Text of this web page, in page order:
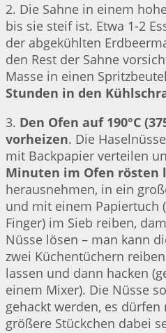
2. Die Sahne in einem
bis sie steif ist. Etwa 1-2
der abgekühlten
den Rest der Sahne
Masse in einen
Stunden in den
3. Den Ofen auf 190°C
vorheizen. Die
mit Backpapier verteilen
Minuten im Ofen rösten
herausnehmen, in ein
und mit einem Papiertuch
Finger) im Sieb reiben,
Nüsse lösen – man kann
zwei Küchentüchern
lassen und dann hacken
einem Mixer). Die Nüsse
gehackt werden, es
größere Stückchen dabei